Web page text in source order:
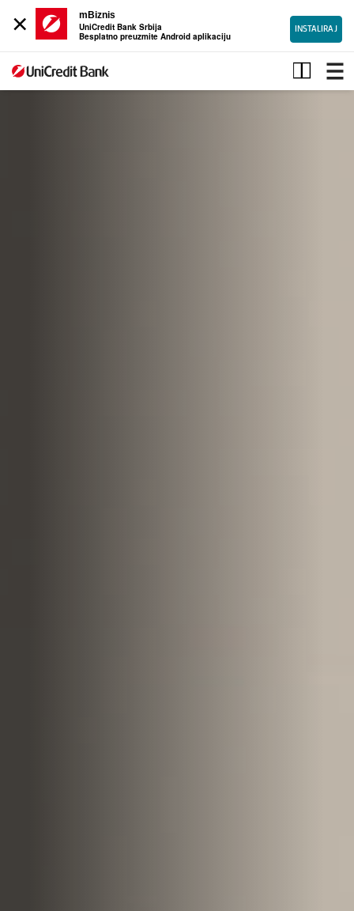
×
mBiznis
UniCredit Bank Srbija
Besplatno preuzmite Android aplikaciju
INSTALIRAJ
Mala
pravna
lica